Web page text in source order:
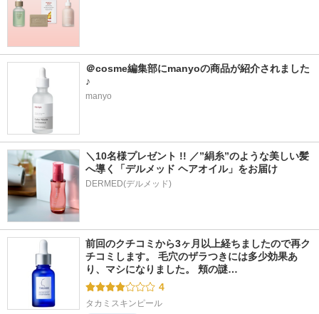
＠cosme編集部にmanyoの商品が紹介されました
♪
manyo
＼10名様プレゼント !! ／”絹糸”のような美しい髪
へ導く「デルメッド ヘアオイル」をお届け
DERMED(デルメッド)
前回のクチコミから3ヶ月以上経ちましたので再ク
チコミします。 毛穴のザラつきには多少効果あ
り、マシになりました。 頬の謎…
4
タカミスキンピール